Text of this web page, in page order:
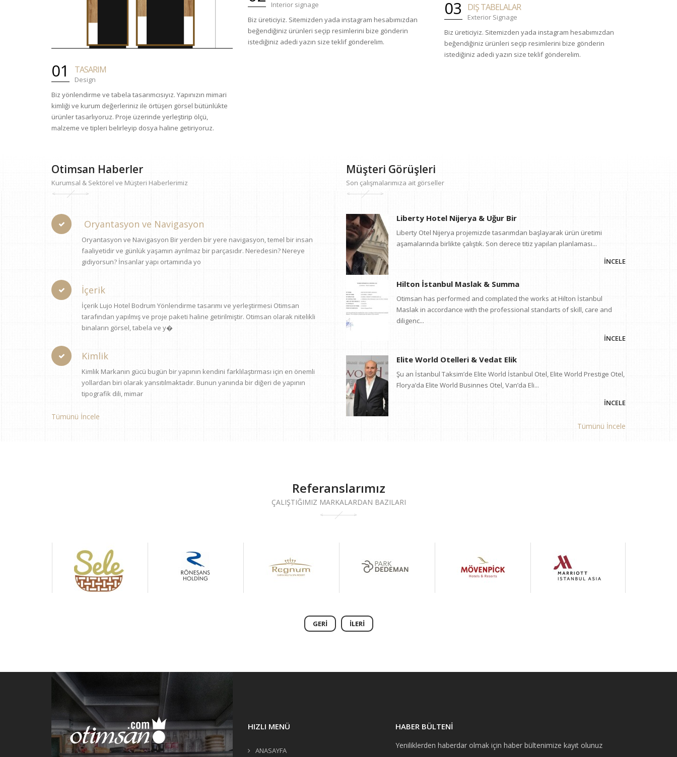
01 TASARIM
Design
Biz yönlendirme ve tabela tasarımcısıyız. Yapınızın mimari
kimliği ve kurum değerleriniz ile örtüşen görsel bütünlükte
ürünler tasarlıyoruz. Proje üzerinde yerleştirip ölçü,
malzeme ve tipleri belirleyip dosya haline getiriyoruz.
Interior signage
Biz üreticiyiz. Sitemizden yada instagram hesabımızdan
beğendiğiniz ürünleri seçip resimlerini bize gönderin
istediğiniz adedi yazın size teklif gönderelim.
03 DIŞ TABELALAR
Exterior Signage
Biz üreticiyiz. Sitemizden yada instagram hesabımızdan
beğendiğiniz ürünleri seçip resimlerini bize gönderin
istediğiniz adedi yazın size teklif gönderelim.
Otimsan Haberler
Kurumsal & Sektörel ve Müşteri Haberlerimiz
Oryantasyon ve Navigasyon
Oryantasyon ve Navigasyon Bir yerden bir yere navigasyon, temel bir insan
faaliyetidir ve günlük yaşamın ayrılmaz bir parçasıdır. Neredesin? Nereye
gidiyorsun? İnsanlar yapı ortamında yo
İçerik
İçerik Lujo Hotel Bodrum Yönlendirme tasarımı ve yerleştirmesi Otimsan
tarafından yapılmış ve proje paketi haline getirilmiştir. Otimsan olarak nitelikli
binaların görsel, tabela ve y�
Kimlik
Kimlik Markanın gücü bugün bir yapının kendini farklılaştırması için en önemli
yollardan biri olarak yansıtılmaktadır. Bunun yanında bir diğeri de yapının
tipografik dili, mimar
Tümünü İncele
Müşteri Görüşleri
Son çalışmalarımıza ait görseller
Liberty Hotel Nijerya & Uğur Bir
Liberty Otel Nijerya projemizde tasarımdan başlayarak ürün üretimi
aşamalarında birlikte çalıştık. Son derece titiz yapılan planlaması...
İNCELE
Hilton İstanbul Maslak & Summa
Otimsan has performed and complated the works at Hilton İstanbul
Maslak in accordance with the professional standarts of skill, care and
diligenc...
İNCELE
Elite World Otelleri & Vedat Elik
Şu an İstanbul Taksim’de Elite World İstanbul Otel, Elite World Prestige Otel,
Florya’da Elite World Businnes Otel, Van’da Eli...
İNCELE
Tümünü İncele
Referanslarımız
ÇALIŞTIĞIMIZ MARKALARDAN BAZILARI
GERI İLERI
HIZLI MENÜ
ANASAYFA
HABER BÜLTENİ
Yeniliklerden haberdar olmak için haber bültenimize kayıt olunuz